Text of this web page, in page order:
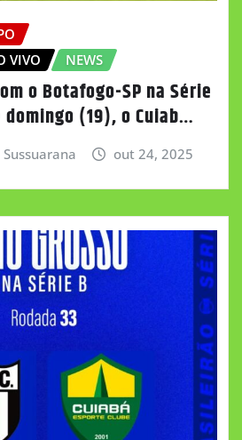
VIVO
NEWS
o Botafogo-SP na Série
(19), o Cuiab…
out 24, 2025